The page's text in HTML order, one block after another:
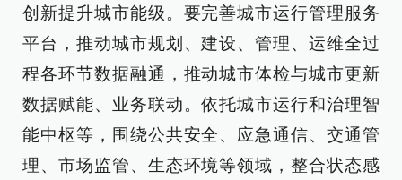
创新提升城市能级。要完善城市运行管理服务
平台，推动城市规划、建设、管理、运维全过
程各环节数据融通，推动城市体检与城市更新
数据赋能、业务联动。依托城市运行和治理智
能中枢等，围绕公共安全、应急通信、交通管
理、市场监管、生态环境等领域，整合状态感